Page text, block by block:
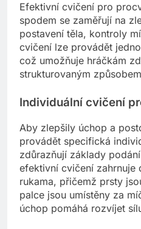
Efektivní cvičení pro
spodem se zaměřují na
postavení těla, kontroly
cvičení lze provádět
což umožňuje hráčkám
strukturovaným
Individuální cvičení
Aby zlepšily úchop a
provádět specifická
zdůrazňují základy
efektivní cvičení zahrnuje
rukama, přičemž prsty
palce jsou umístěny za
úchop pomáhá rozvíjet